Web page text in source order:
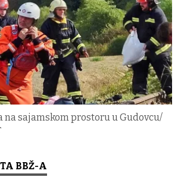
na sajamskom prostoru u Gudovcu/
BBŽ-A